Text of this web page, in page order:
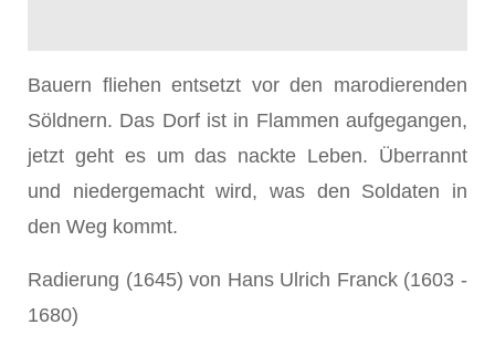
Bauern fliehen entsetzt vor den marodierenden
Söldnern. Das Dorf ist in Flammen aufgegangen,
jetzt geht es um das nackte Leben. Überrannt
und niedergemacht wird, was den Soldaten in
den Weg kommt.
Radierung (1645) von Hans Ulrich Franck (1603 -
1680)